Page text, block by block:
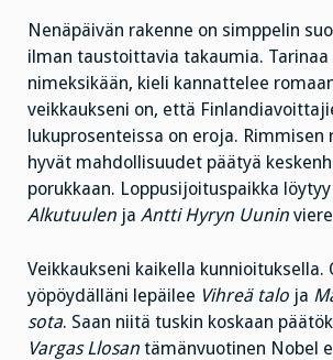
Nenäpäivän rakenne on simppelin
ilman taustoittavia takaumia. Tarinaa
nimeksikään, kieli kannattelee
veikkaukseni on, että
lukuprosenteissa on eroja. Rimmisen
hyvät mahdollisuudet päätyä
porukkaan. Loppusijoituspaikka löytyy
Alkutuulen ja Antti Hyryn Uunin
Veikkaukseni kaikella kunnioituksella.
yöpöydälläni lepäilee Vihreä talo ja
sota. Saan niitä tuskin koskaan
Vargas Llosan tämänvuotinen Nobel